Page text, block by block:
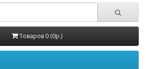
Товаров 0 (0р.)